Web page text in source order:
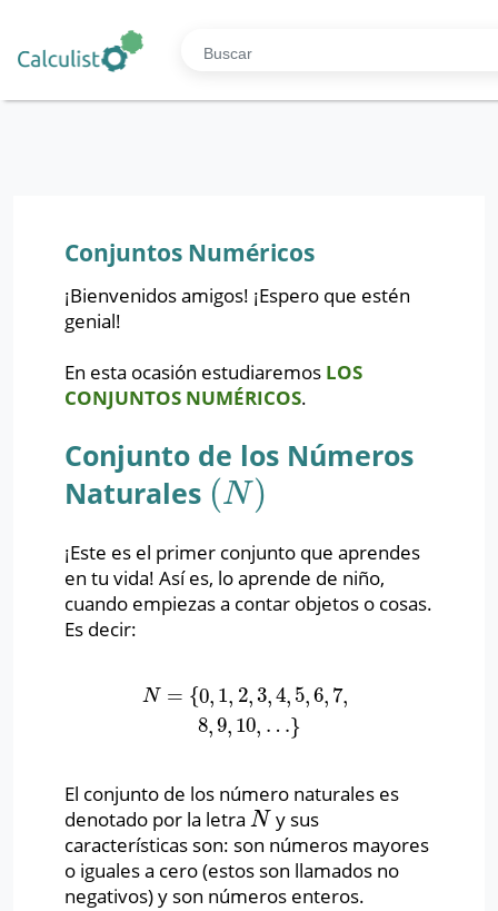
Conjuntos Numéricos
¡Bienvenidos amigos! ¡Espero que estén
genial!
En esta ocasión estudiaremos LOS
CONJUNTOS NUMÉRICOS.
Conjunto de los Números
Naturales (N)
(N)
¡Este es el primer conjunto que aprendes
en tu vida! Así es, lo aprende de niño,
cuando empiezas a contar objetos o cosas.
Es decir:
N = {0, 1, 2,3,4, 5,6, 7,
8,9, 10, …}
N= {0, 1,2,3,4 ,5, 6,7,8 ,9 10 ,…
El conjunto de los número naturales es
denotado por la letra N
N y sus
características son: son números mayores
o iguales a cero (estos son llamados no
negativos) y son números enteros.